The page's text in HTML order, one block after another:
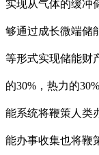
实现从气体的缓冲
够通过成长微端储
等形式实现储能财
的30%，热力的
能系统将鞭策人类
能办事收集也将鞭